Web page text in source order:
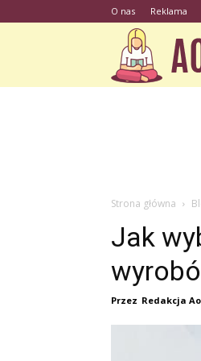
O nas Reklama
Strona główna
Jak
Przez Redakcja